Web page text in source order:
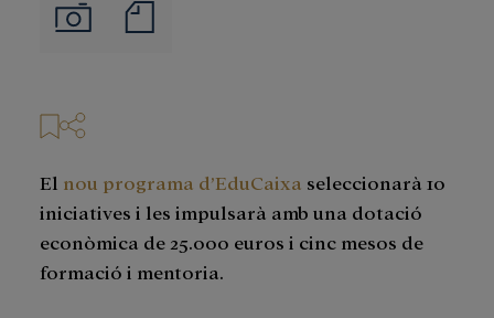
Imágenes
de
El nou programa d’EduCaixa seleccionarà 10
iniciatives i les impulsarà amb una dotació
econòmica de 25.000 euros i cinc mesos de
formació i mentoria.